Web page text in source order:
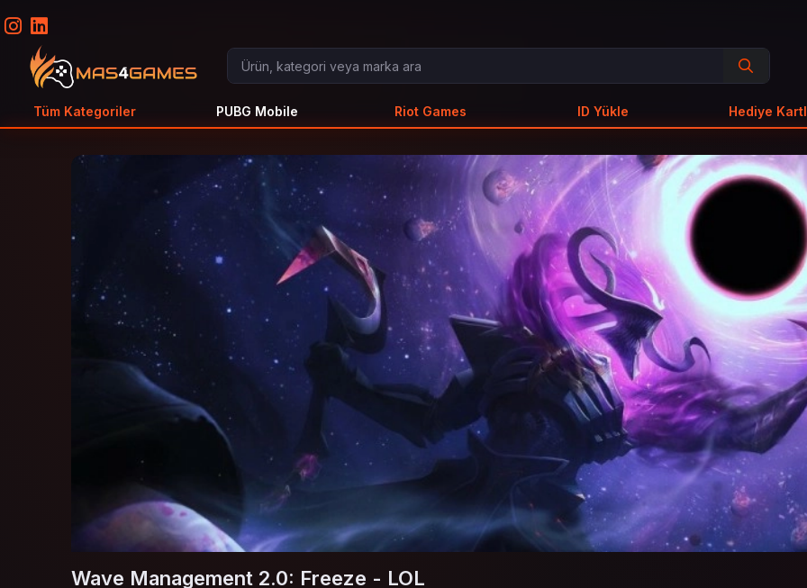
Tüm Kategoriler PUBG Mobile Riot Games ID Yükle Hediye
Wave Management 2.0: Freeze - LOL